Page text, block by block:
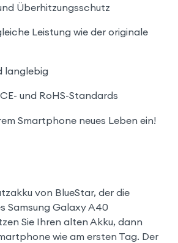
Überhitzungsschutz
Leistung wie der originale
langlebig
und RoHS-Standards
Smartphone neues Leben ein!
von BlueStar, der die
Samsung Galaxy A40
Sie Ihren alten Akku, dann
wie am ersten Tag. Der